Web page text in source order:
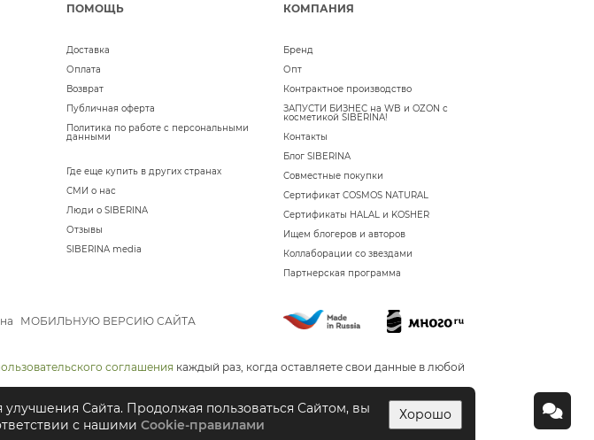
ПОМОЩЬ
Доставка
Оплата
Возврат
Публичная оферта
Политика по работе с персональными
данными
Где еще купить в других странах
СМИ о нас
Люди о SIBERINA
Отзывы
SIBERINA media
КОМПАНИЯ
Бренд
Опт
Контрактное производство
ЗАПУСТИ БИЗНЕС на WB и OZON с
косметикой SIBERINA!
Контакты
Блог SIBERINA
Совместные покупки
Сертификат COSMOS NATURAL
Сертификаты HALAL и KOSHER
Ищем блогеров и авторов
Коллаборации со звездами
Партнерская программа
МОБИЛЬНУЮ ВЕРСИЮ САЙТА
соглашения каждый раз, когда оставляете свои данные в любой
Сайта. Продолжая пользоваться Сайтом, вы
с нашими Cookie-правилами
Хорошо